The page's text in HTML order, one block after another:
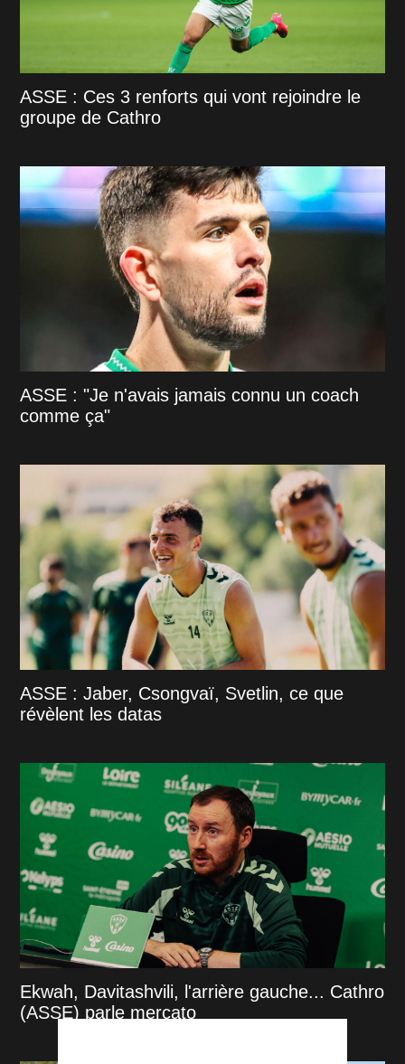
ASSE : Ces 3 renforts qui vont rejoindre le
groupe de Cathro
ASSE : "Je n'avais jamais connu un coach
comme ça"
ASSE : Jaber, Csongvaï, Svetlin, ce que
révèlent les datas
Ekwah, Davitashvili, l'arrière gauche... Cathro
(ASSE) parle mercato